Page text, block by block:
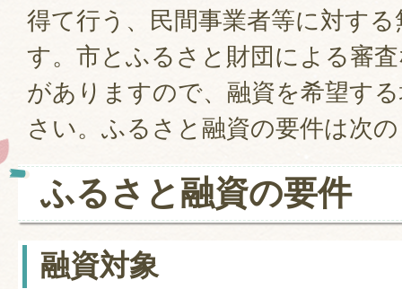
得て行う、民間事業者等に対す
す。市とふるさと財団による審
がありますので、融資を希望す
さい。ふるさと融資の要件は次
ふるさと融資の要件
融資対象